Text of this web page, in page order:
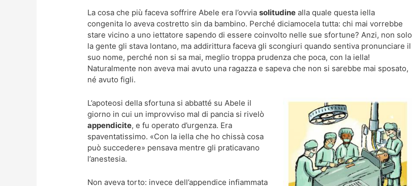
La cosa che più faceva soffrire Abele era l’ovviasolitudine alla quale questa iella
congenita lo aveva costretto sin da bambino. Perché diciamocela tutta: chi mai vorrebbe
stare vicino a uno iettatore sapendo di essere coinvolto nelle sue sfortune? Anzi, non solo
la gente gli stava lontano, ma addirittura faceva gli scongiuri quando sentiva pronunciare il
suo nome, perché non si sa mai, meglio troppa prudenza che poca, con la iella!
Naturalmente non aveva mai avuto una ragazza e sapeva che non si sarebbe mai sposato,
né avuto figli.
L’apoteosi della sfortuna si abbatté su Abele il
giorno in cui un improvviso mal di pancia si rivelò
appendicite, e fu operato d’urgenza. Era
spaventatissimo. «Con la iella che ho chissà cosa
può succedere» pensava mentre gli praticavano
l’anestesia.
Non aveva torto: invece dell’appendice infiammata